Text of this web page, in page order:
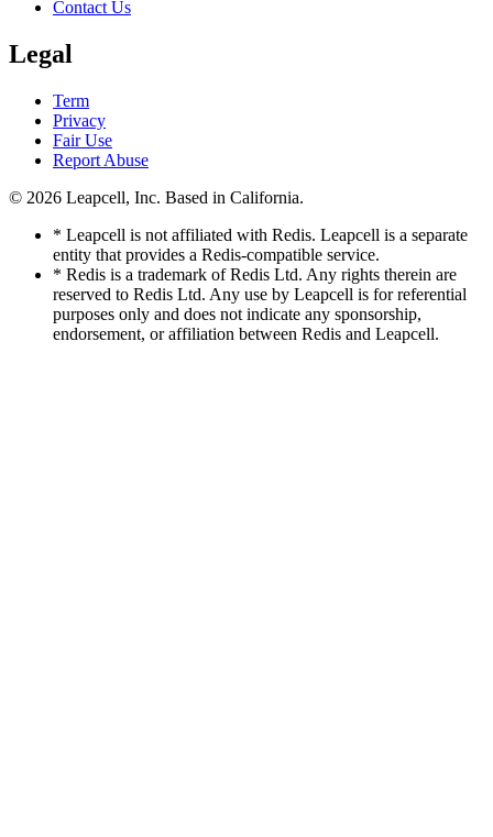
Contact Us
Legal
Term
Privacy
Fair Use
Report Abuse
© 2026 Leapcell, Inc. Based in California.
* Leapcell is not affiliated with Redis. Leapcell is a separate
entity that provides a Redis-compatible service.
* Redis is a trademark of Redis Ltd. Any rights therein are
reserved to Redis Ltd. Any use by Leapcell is for referential
purposes only and does not indicate any sponsorship,
endorsement, or affiliation between Redis and Leapcell.